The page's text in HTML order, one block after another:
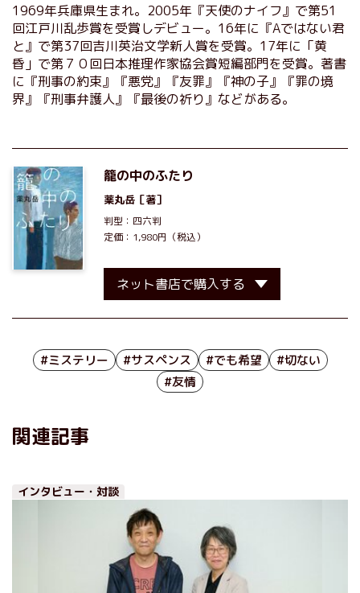
1969年兵庫県生まれ。2005年『天使のナイフ』で第51
回江戸川乱歩賞を受賞しデビュー。16年に『Aではない君
と』で第37回吉川英治文学新人賞を受賞。17年に「黄
昏」で第７０回日本推理作家協会賞短編部門を受賞。著書
に『刑事の約束』『悪党』『友罪』『神の子』『罪の境
界』『刑事弁護人』『最後の祈り』などがある。
籠の中のふたり
薬丸岳 ［著］
判型：四六判
定価：1,980円（税込）
ネット書店で購入する
#ミステリー #サスペンス #でも希望
#切ない
#友情
関連記事
インタビュー・対談